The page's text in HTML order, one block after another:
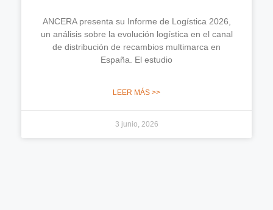
ANCERA presenta su Informe de Logística 2026,
un análisis sobre la evolución logística en el canal
de distribución de recambios multimarca en
España. El estudio
LEER MÁS >>
3 junio, 2026